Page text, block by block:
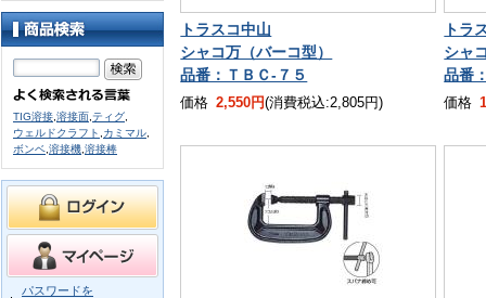
TIG溶接 溶接面 ティグ
ウェルドクラフト カミマル
ボンベ 溶接機 溶接棒
パスワードを
トラスコ中山
シャコ万（バーコ型）
品番：ＴＢＣ-７５
価格 2,550円(消費税込:2,805円)
トラ
シャ
品番
価格